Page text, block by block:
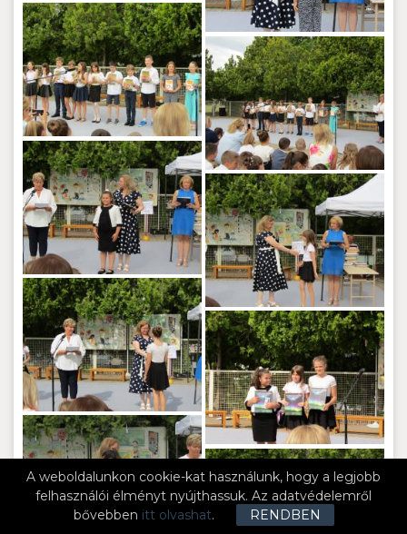
A weboldalunkon cookie-kat használunk, hogy a legjobb
felhasználói élményt nyújthassuk. Az adatvédelemről
bővebben itt olvashat. RENDBEN